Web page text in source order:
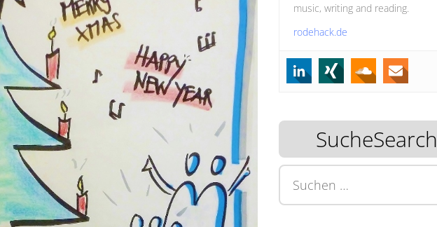
music, writing and reading.
rodehack.de
SucheSearch
nach: